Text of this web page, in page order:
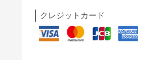
クレジットカード